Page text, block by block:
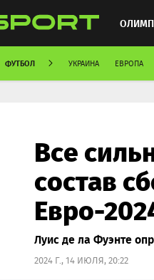
ХОККЕЙ
ФУТБОЛ УКРАИНА ЕВРОПА
Все
состав
Евро-
Луис де ла Фуэнте
2024 Г., 14 ИЮЛЯ, 20:22